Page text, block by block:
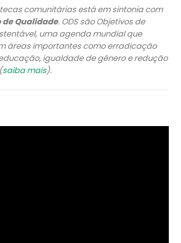
comunitárias está em sintonia com
de Qualidade. ODS são Objetivos de
uma agenda mundial que
áreas importantes como erradicação
igualdade de gênero e redução
saiba mais).